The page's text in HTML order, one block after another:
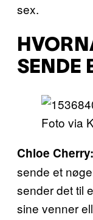
sex.
SENDE
Foto via
Chloe Cherry:
sende et
sender det til
sine venner